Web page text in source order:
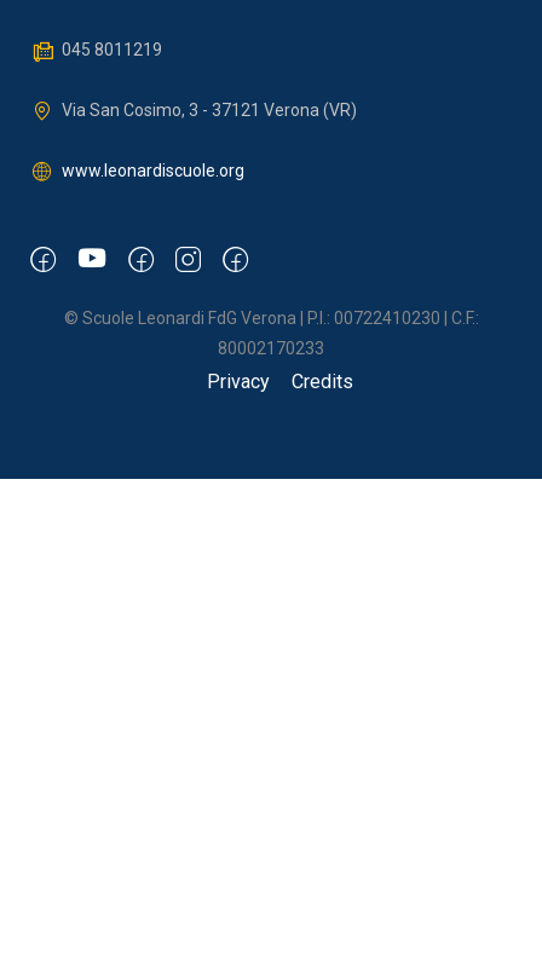
045 8011219
Via San Cosimo, 3 - 37121 Verona (VR)
www.leonardiscuole.org
© Scuole Leonardi FdG Verona | P.I.: 00722410230 | C.F.:
80002170233
Privacy Credits